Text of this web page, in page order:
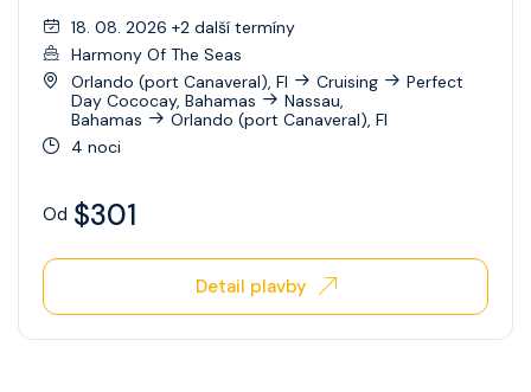
18. 08. 2026 +2 další termíny
Harmony Of The Seas
Orlando (port Canaveral), Fl
Cruising
Perfect
Day Cococay, Bahamas
Nassau,
Bahamas
Orlando (port Canaveral), Fl
4 noci
Od $301
Detail plavby